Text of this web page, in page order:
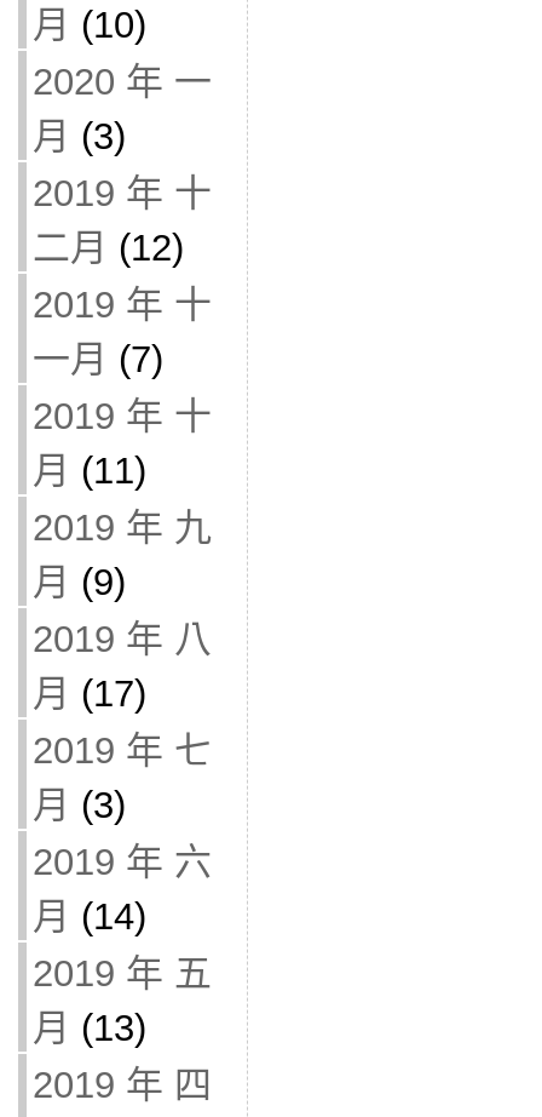
月 (10)
2020 年 一
月 (3)
2019 年 十
二月 (12)
2019 年 十
一月 (7)
2019 年 十
月 (11)
2019 年 九
月 (9)
2019 年 八
月 (17)
2019 年 七
月 (3)
2019 年 六
月 (14)
2019 年 五
月 (13)
2019 年 四